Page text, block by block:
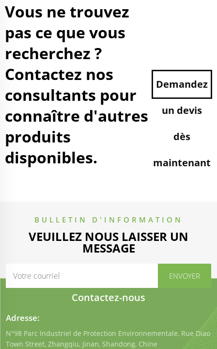
Vous ne trouvez
pas ce que vous
recherchez ?
Contactez nos
consultants pour
connaître d'autres
produits
disponibles.
Demandez
un devis
dès
maintenant
BULLETIN D'INFORMATION
VEUILLEZ NOUS LAISSER UN
MESSAGE
Contactez-nous
Adresse:
N°98 Parc Industriel de Protection Environnementale, Rue Diao
Town Street, Zhangqiu, Jinan, Shandong, Chine